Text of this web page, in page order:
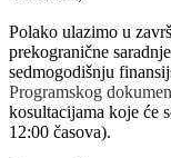
Polako ulazimo u
prekogranične
sedmogodišnju
Programskog
kosultacijama koje će
12:00 časova).